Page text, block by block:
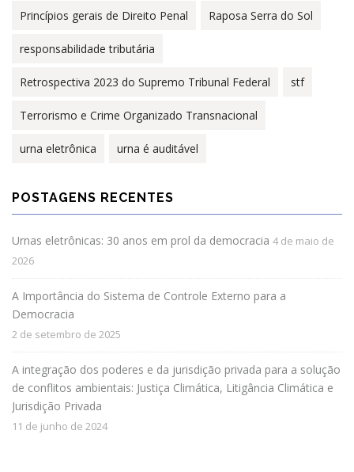
Princípios gerais de Direito Penal Raposa Serra do Sol
responsabilidade tributária
Retrospectiva 2023 do Supremo Tribunal Federal stf
Terrorismo e Crime Organizado Transnacional
urna eletrônica urna é auditável
POSTAGENS RECENTES
Urnas eletrônicas: 30 anos em prol da democracia 4 de maio de
2026
A Importância do Sistema de Controle Externo para a
Democracia
2 de setembro de 2025
A integração dos poderes e da jurisdição privada para a solução
de conflitos ambientais: Justiça Climática, Litigância Climática e
Jurisdição Privada
11 de junho de 2024